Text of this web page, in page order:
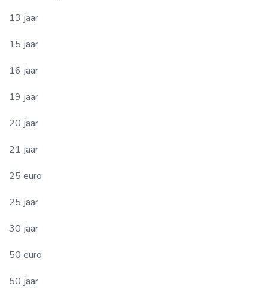
13 jaar
15 jaar
16 jaar
19 jaar
20 jaar
21 jaar
25 euro
25 jaar
30 jaar
50 euro
50 jaar